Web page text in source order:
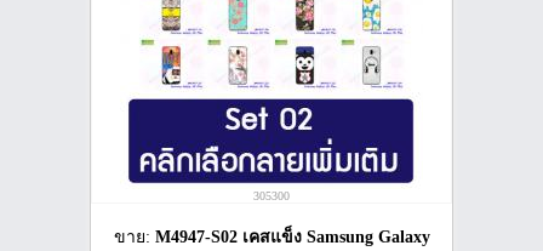
305300
ขาย: M4947-S02 เคสแข็ง Samsung Galaxy